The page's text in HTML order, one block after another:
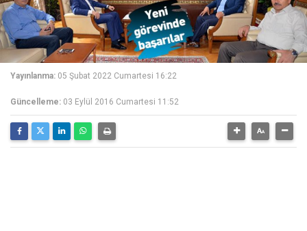
Yayınlanma: 05 Şubat 2022 Cumartesi 16:22
Güncelleme: 03 Eylül 2016 Cumartesi 11:52